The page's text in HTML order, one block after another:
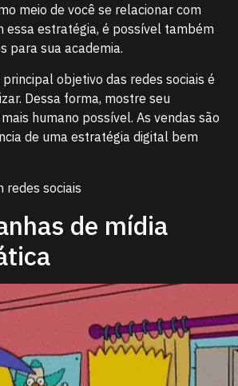
meio de você se relacionar com
essa estratégia, é possível também
para sua academia.
objetivo das redes sociais é
Dessa forma, mostre seu
humano possível. As vendas são
de uma estratégia digital bem
de mídia